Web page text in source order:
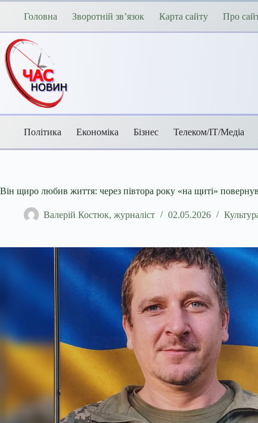
Перейти
Головна Зворотній зв’язок Карта сайту Про
Політика Економіка Бізнес Телеком/ІТ/Медіа
Він щиро любив життя: через півтора року «на щиті»
Валерій Костюк, журналіст 02.05.2026